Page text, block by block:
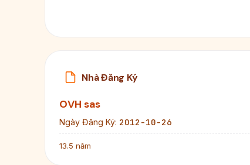
Nhà Đăng Ký
OVH sas
Ngày Đăng Ký: 2012-10-26
13.5 năm